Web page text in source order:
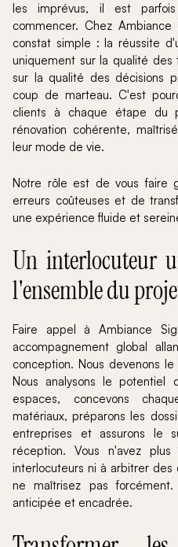
les imprévus, il est
commencer. Chez
constat simple : la réussite
uniquement sur la qualité des
sur la qualité des décisions
coup de marteau. C'est
clients à chaque étape du
rénovation cohérente,
leur mode de vie.
Notre rôle est de vous faire
erreurs coûteuses et de
une expérience fluide et
Un interlocuteur
l'ensemble du
Faire appel à Ambiance
accompagnement global
conception. Nous devenons
Nous analysons le potentiel
espaces, concevons
matériaux, préparons les
entreprises et assurons le
réception. Vous n'avez
interlocuteurs ni à arbitrer des
ne maîtrisez pas
anticipée et encadrée.